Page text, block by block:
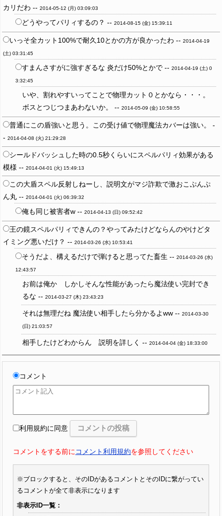
カリだわ -- 2014-05-12 (月) 03:09:03
どうやってパリィするの？ -- 2014-08-15 (金) 15:39:11
いっそ全カット100%で耐久10とかの方が良かったわ -- 2014-04-19
(土) 03:31:45
すまんさすがに強すぎるな 炎だけ50%とかで -- 2014-04-19 (土) 0
3:32:45
いや、割れやすいってことで物理カット０とかなら・・・。
ボスとつじつまあわないか。 -- 2014-05-09 (金) 10:58:55
普通にこの盾強いと思う。この受け値で物理魔法カバーは強い。 -
- 2014-04-08 (火) 21:29:28
シールドバッシュした時の0.5秒くらいにスペルパリィ効果がある
模様 -- 2014-04-01 (火) 15:49:13
この大盾スペル反射しねーし、説明文がマジ詐欺で激おこぷんぷ
ん丸 -- 2014-04-01 (火) 06:39:32
俺も同じ被害者w -- 2014-04-13 (日) 09:52:42
王の鏡スペルパリィできんの？やってみたけどならんのやけどタ
イミング悪いだけ？ -- 2014-03-26 (水) 10:53:41
そうだよ、構えるだけで弾けると思ってた畜生 -- 2014-03-26 (水)
12:43:57
お前は俺か しかしそんな性能があったら魔法使い完封でき
るな -- 2014-03-27 (木) 23:43:23
それは無理だね 魔法使い相手したら分かるよww -- 2014-03-30
(日) 21:03:57
相手したけどわからん 説明を詳しく -- 2014-04-04 (金) 18:33:00
コメント
利用規約に同意
コメントをする前に コメント利用規約を参照してください
※ブロックすると、そのIDがあるコメントとそのIDに繋がってい
るコメントが全て非表示になります
非表示ID一覧：